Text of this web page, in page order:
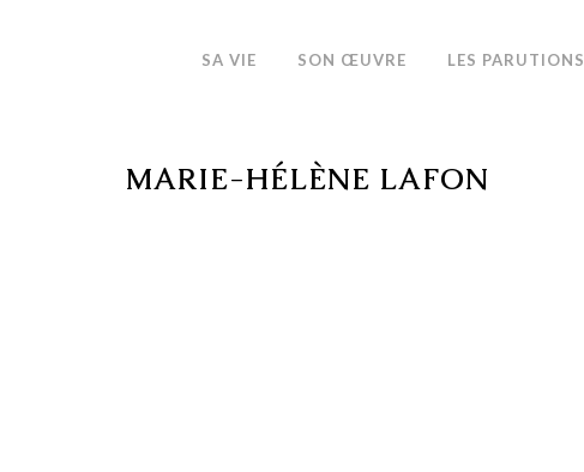
SA VIE SON ŒUVRE LES PARUTIONS
MARIE-HÉLÈNE LAFON